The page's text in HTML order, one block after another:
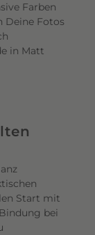
Farben
Deine Fotos
in Matt
Start mit
bei